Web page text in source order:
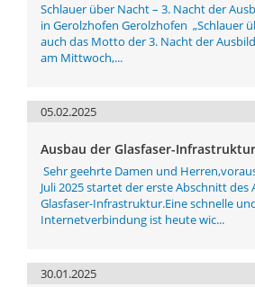
Schlauer über Nacht – 3. Nacht der
in Gerolzhofen Gerolzhofen „Schlauer
auch das Motto der 3. Nacht der
am Mittwoch,...
05.02.2025
Ausbau der Glasfaser-Infrastruktur
Sehr geehrte Damen und
Juli 2025 startet der erste Abschnitt des
Glasfaser-Infrastruktur.Eine schnelle
Internetverbindung ist heute wic...
30.01.2025